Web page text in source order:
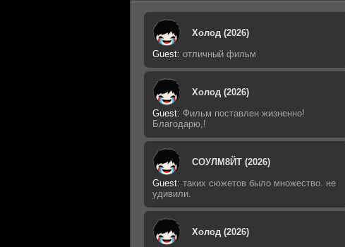
Холод (2026)
Guest: отличный фильм
Холод (2026)
Guest: Фильм поставлен жизненно!
Благодарю,!
СОУЛМ8ЙТ (2026)
Guest: таких сюжетов было множество. не
удивили.
Холод (2026)